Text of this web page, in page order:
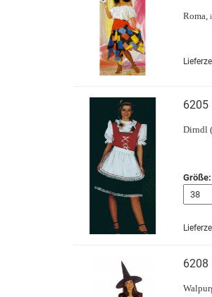
Roma,
6205
Dirndl
Größe:
6208